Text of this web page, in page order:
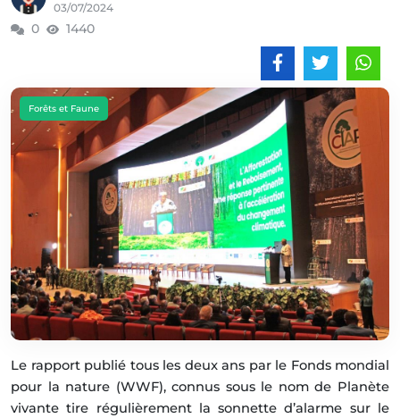
03/07/2024
0 1440
Forêts et Faune
Le rapport publié tous les deux ans par le Fonds mondial
pour la nature (WWF), connus sous le nom de Planète
vivante tire régulièrement la sonnette d’alarme sur le